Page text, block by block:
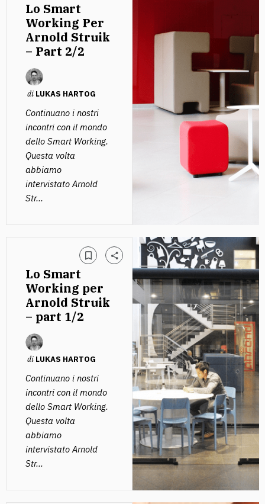
Lo Smart
Working Per
Arnold Struik
– Part 2/2
di LUKAS HARTOG
Continuano i nostri
incontri con il mondo
dello Smart Working.
Questa volta
abbiamo
intervistato Arnold
Str...
Lo Smart
Working per
Arnold Struik
– part 1/2
di LUKAS HARTOG
Continuano i nostri
incontri con il mondo
dello Smart Working.
Questa volta
abbiamo
intervistato Arnold
Str...